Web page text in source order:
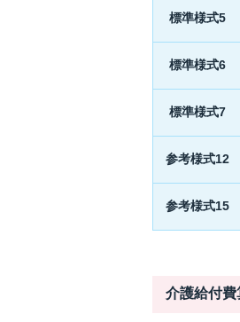
標準様式5
標準様式6
標準様式7
参考様式12
参考様式15
介護給付